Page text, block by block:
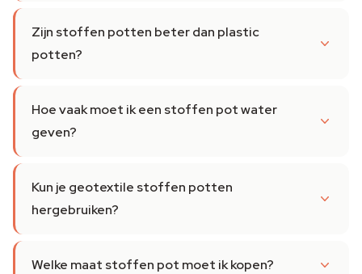
Zijn stoffen potten beter dan plastic
potten?
Hoe vaak moet ik een stoffen pot water
geven?
Kun je geotextile stoffen potten
hergebruiken?
Welke maat stoffen pot moet ik kopen?